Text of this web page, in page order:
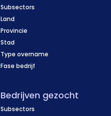
Subsectors
Land
Provincie
Stad
Type overname
Fase bedrijf
Bedrijven gezocht
Subsectors